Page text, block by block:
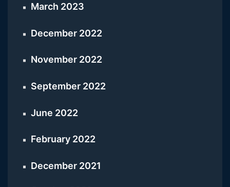
March 2023
December 2022
November 2022
September 2022
June 2022
February 2022
December 2021